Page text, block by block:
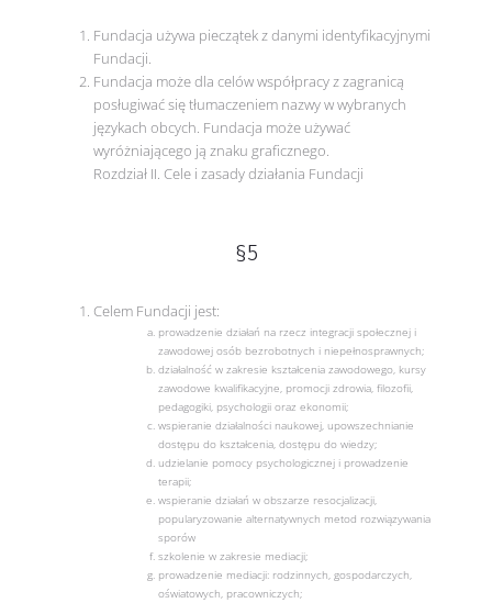
Fundacja używa pieczątek z danymi identyfikacyjnymi
Fundacji.
Fundacja może dla celów współpracy z zagranicą
posługiwać się tłumaczeniem nazwy w wybranych
językach obcych. Fundacja może używać
wyróżniającego ją znaku graficznego.
Rozdział II. Cele i zasady działania Fundacji
§5
Celem Fundacji jest:
prowadzenie działań na rzecz integracji społecznej i
zawodowej osób bezrobotnych i niepełnosprawnych;
działalność w zakresie kształcenia zawodowego, kursy
zawodowe kwalifikacyjne, promocji zdrowia, filozofii,
pedagogiki, psychologii oraz ekonomii;
wspieranie działalności naukowej, upowszechnianie
dostępu do kształcenia, dostępu do wiedzy;
udzielanie pomocy psychologicznej i prowadzenie
terapii;
wspieranie działań w obszarze resocjalizacji,
popularyzowanie alternatywnych metod rozwiązywania
sporów
szkolenie w zakresie mediacji;
prowadzenie mediacji: rodzinnych, gospodarczych,
oświatowych, pracowniczych;